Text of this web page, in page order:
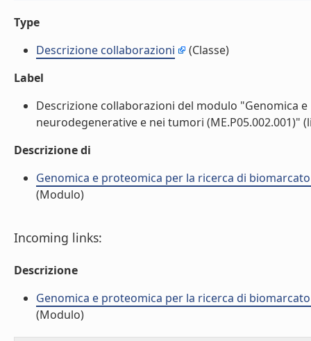
Type
Descrizione collaborazioni
(Classe)
Label
Descrizione collaborazioni del modulo "Genomica
neurodegenerative e nei tumori (ME.P05.002.001)"
Descrizione di
Genomica e proteomica per la ricerca di
(Modulo)
Incoming links:
Descrizione
Genomica e proteomica per la ricerca di
(Modulo)